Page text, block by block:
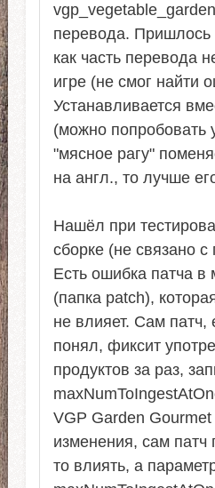
перевода. Пришлось
как часть перевода
игре (не смог найти
Устанавливается
(можно попробовать
"мясное рагу"
на англ., то лучше
Нашёл при
сборке (не связано
Есть ошибка патча в
(папка patch),
не влияет. Сам патч,
понял, фиксит
продуктов за раз,
VGP Garden
изменения, сам патч
то влиять, а